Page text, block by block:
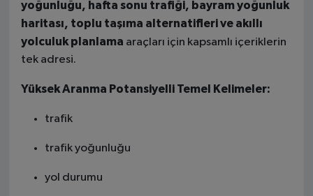
yoğunluğu, hafta sonu trafiği, bayram yoğunluk
haritası, toplu taşıma alternatifleri ve akıllı
yolculuk planlama araçları için kapsamlı içeriklerin
tek adresi.
Yüksek Aranma Potansiyelli Temel Kelimeler:
trafik
trafik yoğunluğu
yol durumu